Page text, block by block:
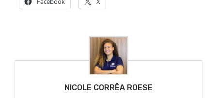
NICOLE CORRÊA ROESE